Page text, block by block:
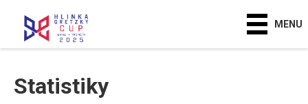
MENU
Statistiky